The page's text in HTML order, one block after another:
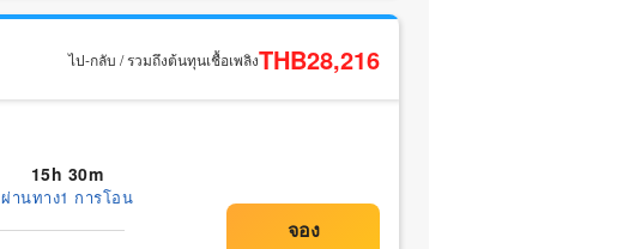
ไป-กลับ / รวมถึงต้นทุนเชื้อเพลิงTHB28,216
15h 30m
ผ่านทาง1 การโอน